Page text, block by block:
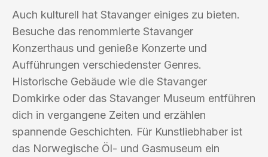
Auch kulturell hat Stavanger einiges zu bieten.
Besuche das renommierte Stavanger
Konzerthaus und genieße Konzerte und
Aufführungen verschiedenster Genres.
Historische Gebäude wie die Stavanger
Domkirke oder das Stavanger Museum entführen
dich in vergangene Zeiten und erzählen
spannende Geschichten. Für Kunstliebhaber ist
das Norwegische Öl- und Gasmuseum ein